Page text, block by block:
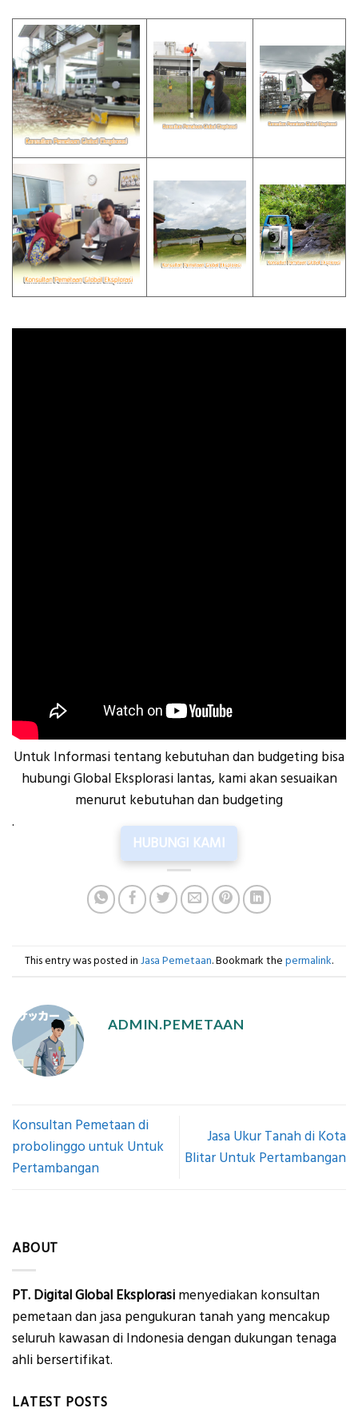
Untuk Informasi tentang kebutuhan dan budgeting bisa
hubungi Global Eksplorasi lantas, kami akan sesuaikan
menurut kebutuhan dan budgeting
.
HUBUNGI KAMI
This entry was posted in Jasa Pemetaan. Bookmark the permalink.
ADMIN.PEMETAAN
Konsultan Pemetaan di
probolinggo untuk Untuk
Pertambangan
Jasa Ukur Tanah di Kota
Blitar Untuk Pertambangan
ABOUT
PT. Digital Global Eksplorasi menyediakan konsultan
pemetaan dan jasa pengukuran tanah yang mencakup
seluruh kawasan di Indonesia dengan dukungan tenaga
ahli bersertifikat.
LATEST POSTS